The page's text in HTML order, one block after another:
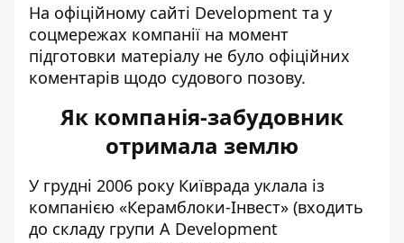
На офіційному сайті Development та у
соцмережах компанії на момент
підготовки матеріалу не було офіційних
коментарів щодо судового позову.
Як компанія-забудовник
отримала землю
У грудні 2006 року Київрада уклала із
компанією «Керамблоки-Інвест» (входить
до складу групи А Development